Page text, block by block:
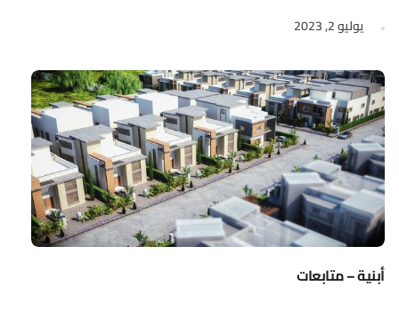
يوليو 2, 2023
أبنية – متابعات